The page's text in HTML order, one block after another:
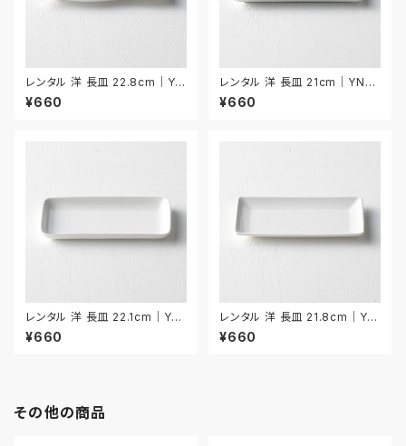
レンタル 洋 長皿 22.8cm｜YN
AA006
¥660
レンタル 洋 長皿 21cm｜YNA
A007
¥660
レンタル 洋 長皿 22.1cm｜YN
AA008
¥660
レンタル 洋 長皿 21.8cm｜YN
AA009
¥660
その他の商品